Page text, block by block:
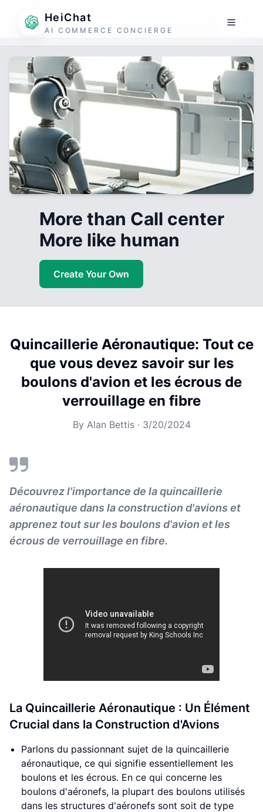
HeiChat
AI COMMERCE CONCIERGE
More than Call center
More like human
Create Your Own
Quincaillerie Aéronautique: Tout ce
que vous devez savoir sur les
boulons d'avion et les écrous de
verrouillage en fibre
By Alan Bettis· 3/20/2024
Découvrez l'importance de la quincaillerie
aéronautique dans la construction d'avions et
apprenez tout sur les boulons d'avion et les
écrous de verrouillage en fibre.
La Quincaillerie Aéronautique : Un Élément
Crucial dans la Construction d'Avions
Parlons du passionnant sujet de la quincaillerie
aéronautique, ce qui signifie essentiellement les
boulons et les écrous. En ce qui concerne les
boulons d'aéronefs, la plupart des boulons utilisés
dans les structures d'aéronefs sont soit de type